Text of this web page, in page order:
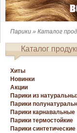
Парики » Каталог
Каталог
Хиты
Новинки
Акции
Парики из
Парики
Парики карнавальные
Парики термостойкие
Парики синтетические